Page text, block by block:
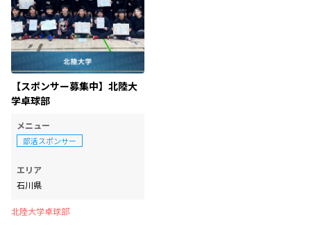
【スポンサー募集中】北陸大
学卓球部
メニュー
部活スポンサー
エリア
石川県
北陸大学卓球部